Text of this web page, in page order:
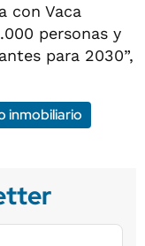
con Vaca
personas y
para 2030”,
inmobiliario